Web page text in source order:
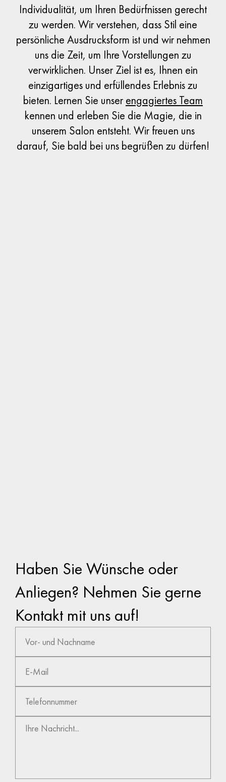
Individualität, um Ihren Bedürfnissen gerecht
zu werden. Wir verstehen, dass Stil eine
persönliche Ausdrucksform ist und wir nehmen
uns die Zeit, um Ihre Vorstellungen zu
verwirklichen. Unser Ziel ist es, Ihnen ein
einzigartiges und erfüllendes Erlebnis zu
bieten. Lernen Sie unser engagiertes Team
kennen und erleben Sie die Magie, die in
unserem Salon entsteht. Wir freuen uns
darauf, Sie bald bei uns begrüßen zu dürfen!
Lernen Sie
unseren Salon &
unser Team
Friseure kennenlernen
Haben Sie Wünsche oder
Anliegen? Nehmen Sie gerne
Kontakt mit uns auf!
Mail